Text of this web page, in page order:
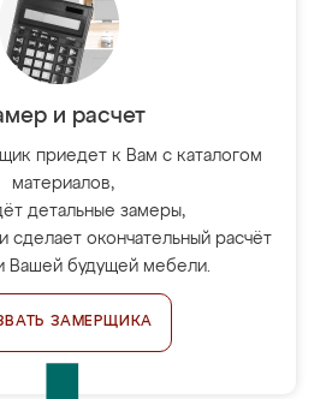
и расчет
приедет к Вам с каталогом
материалов,
детальные замеры,
сделает окончательный расчёт
Вашей будущей мебели.
ЗАМЕРЩИКА